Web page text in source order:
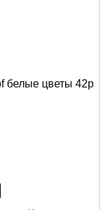
белые цветы 42р